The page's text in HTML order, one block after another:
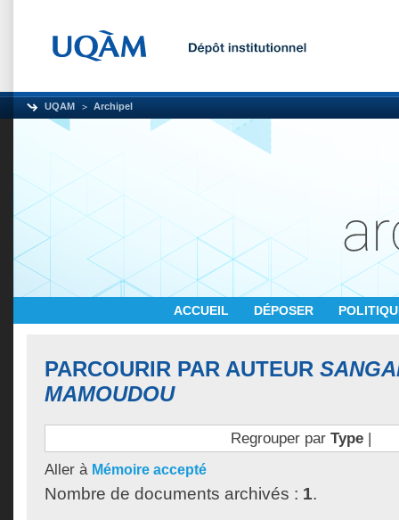
UQAM Archipel
ACCUEIL DÉPOSER
PARCOURIR PAR AUTEUR
MAMOUDOU
Regrouper par Type|
Aller à Mémoire accepté
Nombre de documents archivés : 1.